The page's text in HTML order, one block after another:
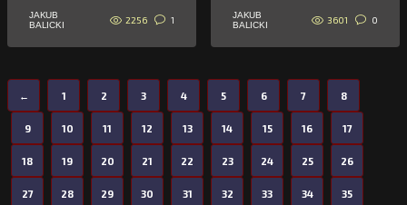
JAKUB
BALICKI
2256 1
JAKUB
BALICKI
3601 0
← 1 2 3 4 5 6 7 8
9 10 11 12 13 14 15 16 17
18 19 20 21 22 23 24 25 26
27 28 29 30 31 32 33 34 35